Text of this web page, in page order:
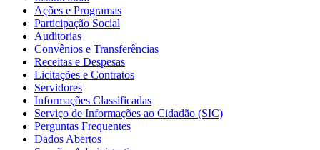
Ações e Programas
Participação Social
Auditorias
Convênios e Transferências
Receitas e Despesas
Licitações e Contratos
Servidores
Informações Classificadas
Serviço de Informações ao Cidadão (SIC)
Perguntas Frequentes
Dados Abertos